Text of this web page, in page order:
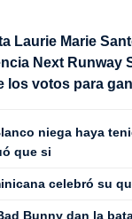
Laurie Marie
Next Runway
los votos para
niega haya
que si
celebró su
Bunny dan la